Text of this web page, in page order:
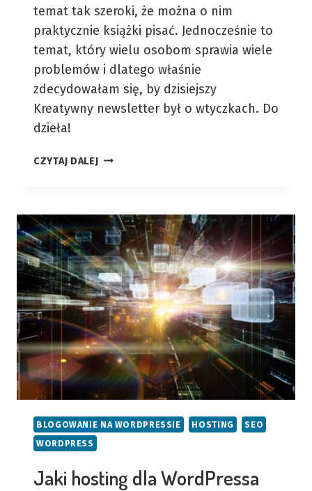
temat tak szeroki, że można o nim
praktycznie książki pisać. Jednocześnie to
temat, który wielu osobom sprawia wiele
problemów i dlatego właśnie
zdecydowałam się, by dzisiejszy
Kreatywny newsletter był o wtyczkach. Do
dzieła!
CZYTAJ DALEJSTYCZEŃ
WORDPRESSIE
BLOGOWANIE NA WORDPRESSIE HOSTING
SEO
WORDPRESS
Jaki hosting dla WordPressa